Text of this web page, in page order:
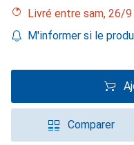
Livré entre sam, 26/
M'informer si le
Comparer